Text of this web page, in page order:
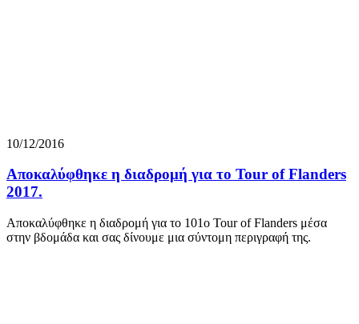
10/12/2016
Αποκαλύφθηκε η διαδρομή για το Tour of Flanders
2017.
Αποκαλύφθηκε η διαδρομή για το 101ο Tour of Flanders μέσα
στην βδομάδα και σας δίνουμε μια σύντομη περιγραφή της.